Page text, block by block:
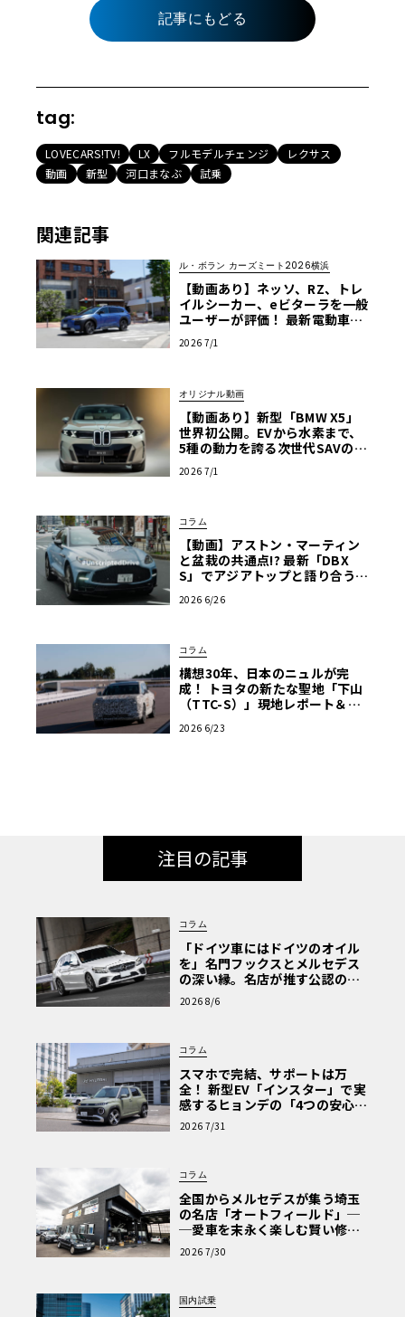
記事にもどる
tag:
LOVECARS!TV! LX フルモデルチェンジ
レクサス
動画
新型 河口まなぶ 試乗
関連記事
ル・ボラン カーズミート2026横浜
【動画あり】ネッソ、RZ、トレ
イルシーカー、eビターラを一般
ユーザーが評価！ 最新電動車体
ーズミート2026横浜】
2026 7/1
オリジナル動画
【動画あり】新型「BMW X5」
世界初公開。EVから水素まで、
5種の動力を誇る次世代SAVの実
2026 7/1
コラム
【動画】アストン・マーティン
と盆栽の共通点!? 最新「DBX
S」でアジアトップと語り合う東
コベイワセテ 番外編】
2026 6/26
コラム
構想30年、日本のニュルが完
成！ トヨタの新たな聖地「下山
（TTC-S）」現地レポート＆新
2026 6/23
注目の記事
コラム
「ドイツ車にはドイツのオイル
を」名門フックスとメルセデス
の深い縁。名店が推す公認の安
心と、Cクラスで味わうシルキー
な走り〈PR〉
2026 8/6
コラム
スマホで完結、サポートは万
全！ 新型EV「インスター」で実
感するヒョンデの「4つの安心」
【第1回・ヒョンデ6つの疑問：
Why? Hyundai?】〈PR〉
2026 7/31
コラム
全国からメルセデスが集う埼玉
の名店「オートフィールド」─
─愛車を末永く楽しむ賢い修理
術と、プロがフックス製オイル
を選ぶ理由〈PR〉
2026 7/30
国内試乗